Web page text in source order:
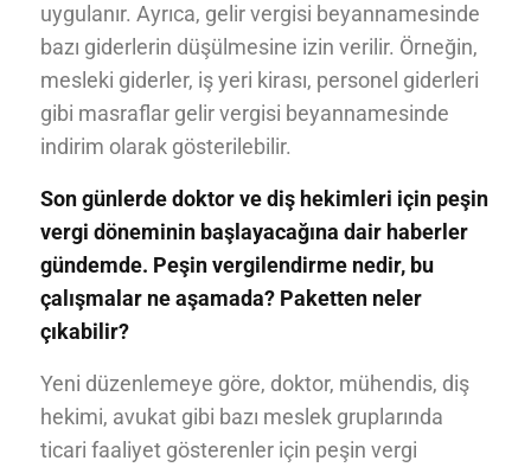
uygulanır. Ayrıca, gelir vergisi beyannamesinde
bazı giderlerin düşülmesine izin verilir. Örneğin,
mesleki giderler, iş yeri kirası, personel giderleri
gibi masraflar gelir vergisi beyannamesinde
indirim olarak gösterilebilir.
Son günlerde doktor ve diş hekimleri için peşin
vergi döneminin başlayacağına dair haberler
gündemde. Peşin vergilendirme nedir, bu
çalışmalar ne aşamada? Paketten neler
çıkabilir?
Yeni düzenlemeye göre, doktor, mühendis, diş
hekimi, avukat gibi bazı meslek gruplarında
ticari faaliyet gösterenler için peşin vergi